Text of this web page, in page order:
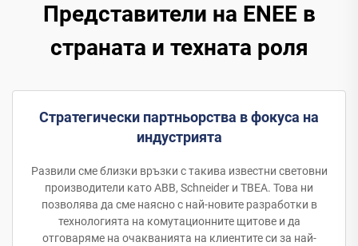
Представители на ENEE в
страната и техната роля
Стратегически партньорства в фокуса на
индустрията
Развили сме близки връзки с такива известни световни
производители като ABB, Schneider и TBEA. Това ни
позволява да сме наясно с най-новите разработки в
технологията на комутационните щитове и да
отговаряме на очакванията на клиентите си за най-